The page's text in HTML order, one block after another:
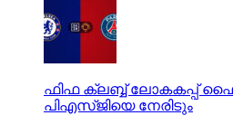
ഫിഫ ക്ലബ്ബ് ലോകകപ്പ്
പിഎസ്ജിയെ നേരിടും